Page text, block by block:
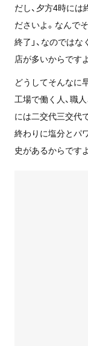
だし、夕方4時に
ださいよ。なんで
終了」、なのでは
店が多いからですよ
どうしてそんなに
工場で働く人、職
には二交代三交代
終わりに塩分とパ
史があるからですよ